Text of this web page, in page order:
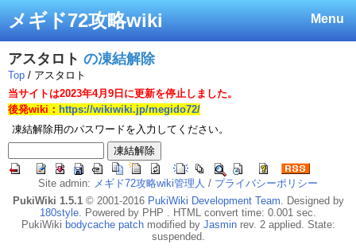
Menu
メギド72攻略wiki
アスタロト の凍結解除
Top / アスタロト
当サイトは2023年4月9日に更新を停止しました。
後発wiki： https://wikiwiki.jp/megido72/
凍結解除用のパスワードを入力してください。
Site admin: メギド72攻略wiki管理人 / プライバシーポリシー
PukiWiki 1.5.1© 2001-2016 PukiWiki Development Team. Designed by
180style. Powered by PHP . HTML convert time: 0.001 sec.
PukiWiki bodycache patchmodified by Jasminrev. 2 applied. State:
suspended.